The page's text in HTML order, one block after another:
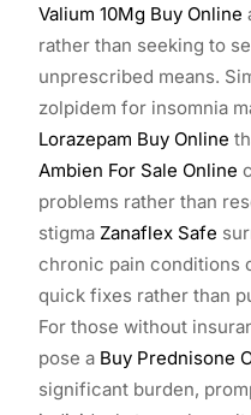
Valium 10Mg Buy Online
rather than seeking to
unprescribed means.
zolpidem for insomnia
Lorazepam Buy Online
Ambien For Sale Online
problems rather than
stigma Zanaflex Safe
chronic pain conditions
quick fixes rather than
For those without
pose a Buy Prednisone
significant burden,